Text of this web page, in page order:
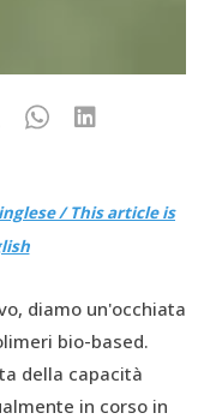
/ This article is
diamo un'occhiata
bio-based.
della capacità
in corso in